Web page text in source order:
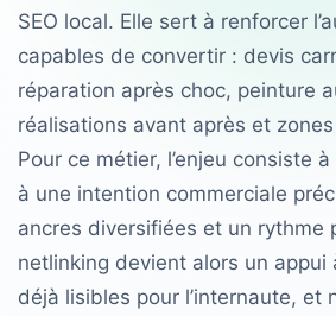
SEO local. Elle sert à renforcer
capables de convertir : devis
réparation après choc, peinture
réalisations avant après et
Pour ce métier, l’enjeu consiste
à une intention commerciale
ancres diversifiées et un rythme
netlinking devient alors un appui
déjà lisibles pour l’internaute, et